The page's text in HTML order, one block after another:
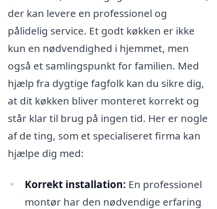
der kan levere en professionel og
pålidelig service. Et godt køkken er ikke
kun en nødvendighed i hjemmet, men
også et samlingspunkt for familien. Med
hjælp fra dygtige fagfolk kan du sikre dig,
at dit køkken bliver monteret korrekt og
står klar til brug på ingen tid. Her er nogle
af de ting, som et specialiseret firma kan
hjælpe dig med:
Korrekt installation: En professionel
montør har den nødvendige erfaring